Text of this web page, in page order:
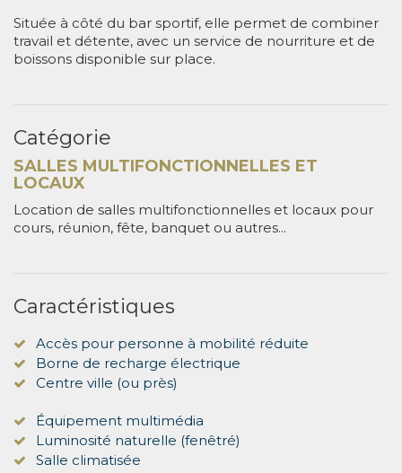
Située à côté du bar sportif, elle permet de combiner
travail et détente, avec un service de nourriture et de
boissons disponible sur place.
Catégorie
SALLES MULTIFONCTIONNELLES ET
LOCAUX
Location de salles multifonctionnelles et locaux pour
cours, réunion, fête, banquet ou autres...
Caractéristiques
Accès pour personne à mobilité réduite
Borne de recharge électrique
Centre ville (ou près)
Équipement multimédia
Luminosité naturelle (fenêtré)
Salle climatisée